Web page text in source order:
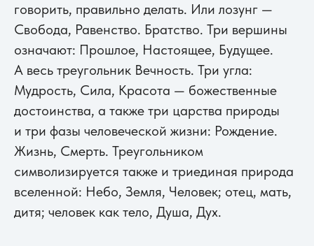
говорить, правильно делать. Или лозунг —
Свобода, Равенство. Братство. Три вершины
означают: Прошлое, Настоящее, Будущее.
А весь треугольник Вечность. Три угла:
Мудрость, Сила, Красота — божественные
достоинства, а также три царства природы
и три фазы человеческой жизни: Рождение.
Жизнь, Смерть. Треугольником
символизируется также и триединая природа
вселенной: Небо, Земля, Человек; отец, мать,
дитя; человек как тело, Душа, Дух.